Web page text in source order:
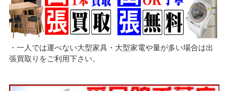
・一人では運べない大型家具・大型家電や量が多い場合は出
張買取りをご利用下さい。